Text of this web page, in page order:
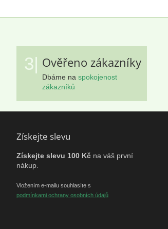
3| Ověřeno zákazníky
Dbáme na spokojenost
zákazníků
Získejte slevu
Získejte slevu 100 Kč na váš první
nákup.
Vložením e-mailu souhlasíte s
podmínkami ochrany osobních údajů